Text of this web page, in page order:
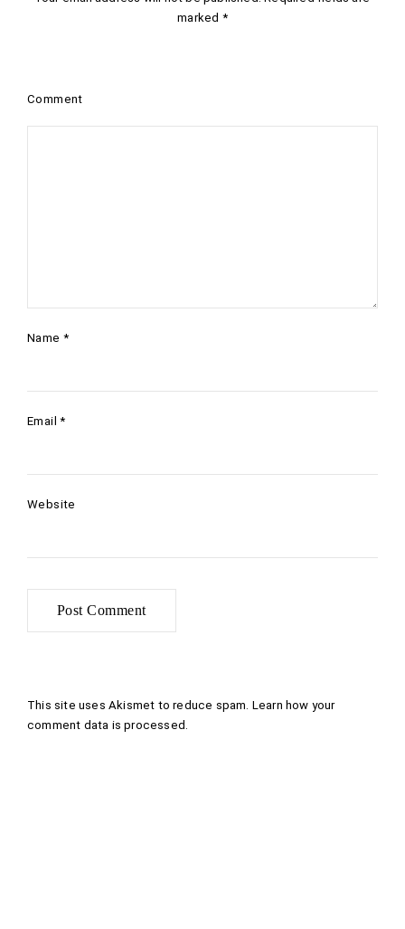
marked *
Comment
Name *
Email*
Website
This site uses Akismet to reduce spam. Learn how your
comment data is processed